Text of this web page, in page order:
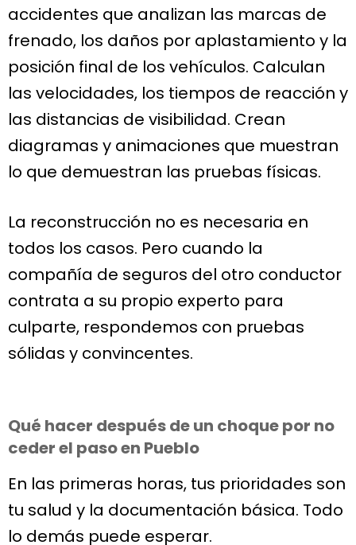
accidentes que analizan las marcas de
frenado, los daños por aplastamiento y la
posición final de los vehículos. Calculan
las velocidades, los tiempos de reacción y
las distancias de visibilidad. Crean
diagramas y animaciones que muestran
lo que demuestran las pruebas físicas.
La reconstrucción no es necesaria en
todos los casos. Pero cuando la
compañía de seguros del otro conductor
contrata a su propio experto para
culparte, respondemos con pruebas
sólidas y convincentes.
Qué hacer después de un choque por no
ceder el paso en Pueblo
En las primeras horas, tus prioridades son
tu salud y la documentación básica. Todo
lo demás puede esperar.